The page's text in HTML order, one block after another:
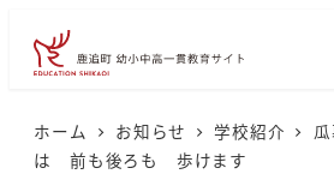
ホーム お知らせ 学校紹介
は 前も後ろも 歩けます